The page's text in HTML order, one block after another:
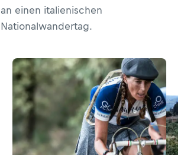
an einen italienischen
Nationalwandertag.